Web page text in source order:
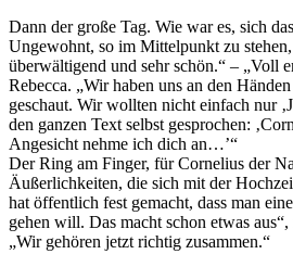
Dann der große Tag. Wie war es, sich
Ungewohnt, so im Mittelpunkt zu
überwältigend und sehr schön.“ – „Voll
Rebecca. „Wir haben uns an den
geschaut. Wir wollten nicht einfach nur
den ganzen Text selbst gesprochen:
Angesicht nehme ich dich an…’“
Der Ring am Finger, für Cornelius der
Äußerlichkeiten, die sich mit der
hat öffentlich fest gemacht, dass man
gehen will. Das macht schon etwas
„Wir gehören jetzt richtig zusammen.“